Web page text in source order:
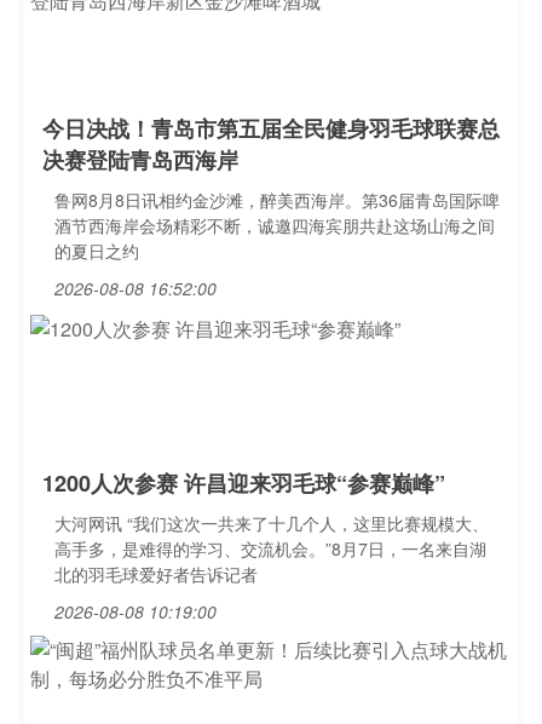
今日决战！青岛市第五届全民健身羽毛球联赛总
决赛登陆青岛西海岸
鲁网8月8日讯相约金沙滩，醉美西海岸。第36届青岛国际啤
酒节西海岸会场精彩不断，诚邀四海宾朋共赴这场山海之间
的夏日之约
2026-08-08 16:52:00
1200人次参赛 许昌迎来羽毛球“参赛巅峰”
大河网讯 “我们这次一共来了十几个人，这里比赛规模大、
高手多，是难得的学习、交流机会。”8月7日，一名来自湖
北的羽毛球爱好者告诉记者
2026-08-08 10:19:00